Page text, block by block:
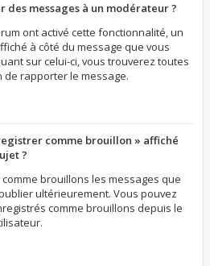
des messages à un modérateur ?
ont activé cette fonctionnalité, un
à côté du message que vous
sur celui-ci, vous trouverez toutes
rapporter le message.
comme brouillon » affiché
?
brouillons les messages que
ultérieurement. Vous pouvez
comme brouillons depuis le